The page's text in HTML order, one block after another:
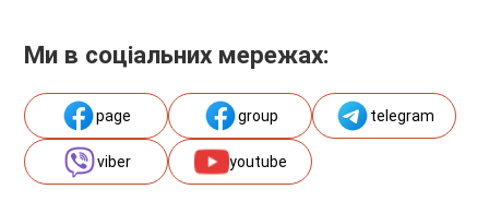
Ми в соціальних мережах:
page group telegram
viber youtube